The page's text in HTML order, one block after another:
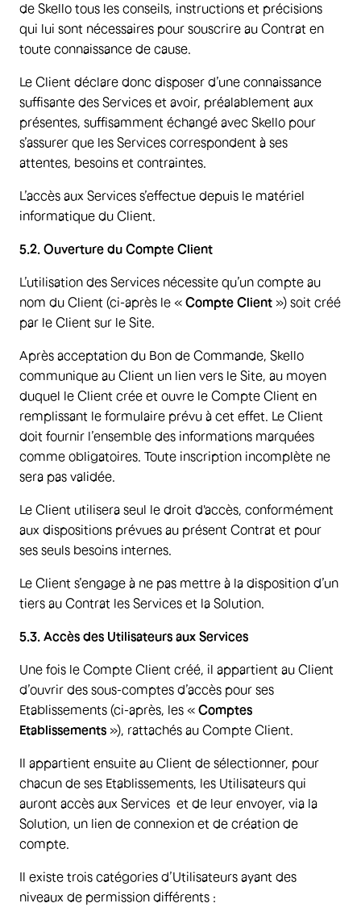
de Skello tous les conseils, instructions et précisions
qui lui sont nécessaires pour souscrire au Contrat en
toute connaissance de cause.
Le Client déclare donc disposer d’une connaissance
suffisante des Services et avoir, préalablement aux
présentes, suffisamment échangé avec Skello pour
s’assurer que les Services correspondent à ses
attentes, besoins et contraintes.
L’accès aux Services s’effectue depuis le matériel
informatique du Client.
5.2. Ouverture du Compte Client
L’utilisation des Services nécessite qu’un compte au
nom du Client (ci-après le « Compte Client ») soit créé
par le Client sur le Site.
Après acceptation du Bon de Commande, Skello
communique au Client un lien vers le Site, au moyen
duquel le Client crée et ouvre le Compte Client en
remplissant le formulaire prévu à cet effet. Le Client
doit fournir l’ensemble des informations marquées
comme obligatoires. Toute inscription incomplète ne
sera pas validée.
Le Client utilisera seul le droit d'accès, conformément
aux dispositions prévues au présent Contrat et pour
ses seuls besoins internes.
Le Client s’engage à ne pas mettre à la disposition d’un
tiers au Contrat les Services et la Solution.
5.3. Accès des Utilisateurs aux Services
Une fois le Compte Client créé, il appartient au Client
d’ouvrir des sous-comptes d’accès pour ses
Etablissements (ci-après, les « Comptes
Etablissements »), rattachés au Compte Client.
Il appartient ensuite au Client de sélectionner, pour
chacun de ses Etablissements, les Utilisateurs qui
auront accès aux Services et de leur envoyer, via la
Solution, un lien de connexion et de création de
compte.
Il existe trois catégories d’Utilisateurs ayant des
niveaux de permission différents :